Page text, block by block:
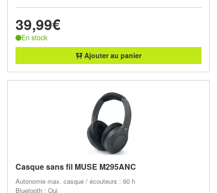
39,99€
En stock
Ajouter au panier
Casque sans fil MUSE M295ANC
Autonomie max. casque / écouteurs : 60 h
Bluetooth : Oui